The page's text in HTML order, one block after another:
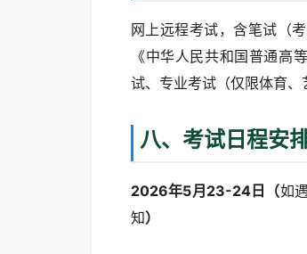
网上远程考试，含笔试（
《中华人民共和国普通高
试、专业考试（仅限体育、
八、考试日程安
2026年5月23-24日（如
知）